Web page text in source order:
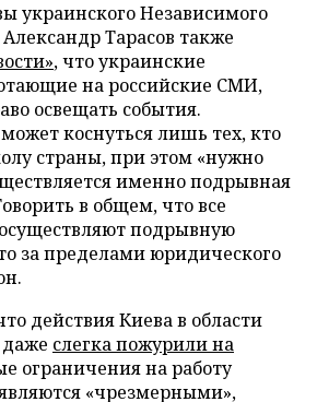
украинского Независимого
Тарасов также
, что украинские
на российские СМИ,
освещать события.
коснуться лишь тех, кто
страны, при этом «нужно
именно подрывная
в общем, что все
подрывную
за пределами юридического
действия Киева в области
даже слегка пожурили на
ограничения на работу
«чрезмерными»,